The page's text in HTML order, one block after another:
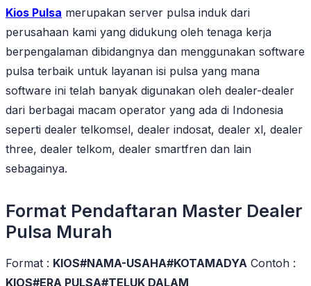
Kios Pulsa merupakan server pulsa induk dari
perusahaan kami yang didukung oleh tenaga kerja
berpengalaman dibidangnya dan menggunakan software
pulsa terbaik untuk layanan isi pulsa yang mana
software ini telah banyak digunakan oleh dealer-dealer
dari berbagai macam operator yang ada di Indonesia
seperti dealer telkomsel, dealer indosat, dealer xl, dealer
three, dealer telkom, dealer smartfren dan lain
sebagainya.
Format Pendaftaran Master Dealer
Pulsa Murah
Format : KIOS#NAMA-USAHA#KOTAMADYA Contoh :
KIOS#ERA PULSA#TELUK DALAM